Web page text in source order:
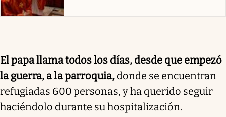
El papa llama todos los días, desde que empezó
la guerra, a la parroquia, donde se encuentran
refugiadas 600 personas, y ha querido seguir
haciéndolo durante su hospitalización.